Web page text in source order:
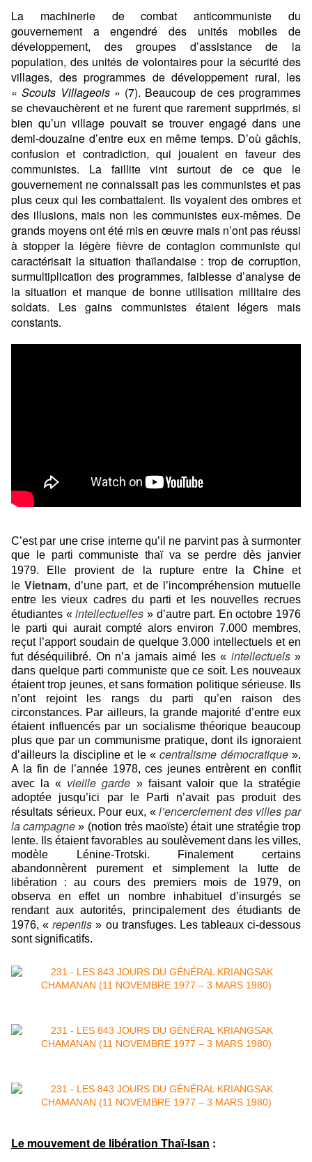
La machinerie de combat anticommuniste du
gouvernement a engendré des unités mobiles de
développement, des groupes d’assistance de la
population, des unités de volontaires pour la sécurité des
villages, des programmes de développement rural, les
«Scouts Villageois» (7). Beaucoup de ces programmes
se chevauchèrent et ne furent que rarement supprimés, si
bien qu’un village pouvait se trouver engagé dans une
demi-douzaine d’entre eux en même temps. D’où gâchis,
confusion et contradiction, qui jouaient en faveur des
communistes. La faillite vint surtout de ce que le
gouvernement ne connaissait pas les communistes et pas
plus ceux qui les combattaient. Ils voyaient des ombres et
des illusions, mais non les communistes eux-mêmes. De
grands moyens ont été mis en œuvre mais n’ont pas réussi
à stopper la légère fièvre de contagion communiste qui
caractérisait la situation thaïlandaise : trop de corruption,
surmultiplication des programmes, faiblesse d’analyse de
la situation et manque de bonne utilisation militaire des
soldats. Les gains communistes étaient légers mais
constants.
C’est par une crise interne qu’il ne parvint pas à surmonter
que le parti communiste thaï va se perdre dès janvier
1979. Elle provient de la rupture entre la Chineet
leVietnam, d’une part, et de l’incompréhension mutuelle
entre les vieux cadres du parti et les nouvelles recrues
étudiantes «intellectuelles » d’autre part. En octobre 1976
le parti qui aurait compté alors environ 7.000 membres,
reçut l’apport soudain de quelque 3.000 intellectuels et en
fut déséquilibré. On n’a jamais aimé les « intellectuels»
dans quelque parti communiste que ce soit. Les nouveaux
étaient trop jeunes, et sans formation politique sérieuse. Ils
n’ont rejoint les rangs du parti qu’en raison des
circonstances. Par ailleurs, la grande majorité d’entre eux
étaient influencés par un socialisme théorique beaucoup
plus que par un communisme pratique, dont ils ignoraient
d’ailleurs la discipline et le «centralisme démocratique».
A la fin de l’année 1978, ces jeunes entrèrent en conflit
avec la « vieille garde » faisant valoir que la stratégie
adoptée jusqu’ici par le Parti n’avait pas produit des
résultats sérieux. Pour eux, «l’encerclement des villes par
la campagne » (notion très maoïste) était une stratégie trop
lente. Ils étaient favorables au soulèvement dans les villes,
modèle Lénine-Trotski. Finalement certains
abandonnèrent purement et simplement la lutte de
libération : au cours des premiers mois de 1979, on
observa en effet un nombre inhabituel d’insurgés se
rendant aux autorités, principalement des étudiants de
1976, «repentis » ou transfuges. Les tableaux ci-dessous
sont significatifs.
Le mouvement de libération Thaï-Isan :